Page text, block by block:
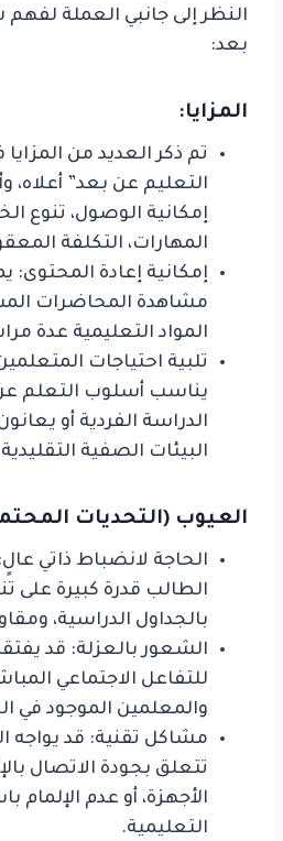
النظر إلى جانبي العملة
بعد:
المزايا:
تم ذكر العديد من
التعليم عن بعد” أعلاه،
إمكانية الوصول، تنوع
المهارات، التكلفة
إمكانية إعادة المحتوى:
مشاهدة المحاضرات
المواد التعليمية عدة
تلبية احتياجات
يناسب أسلوب التعلم
الدراسة الفردية أو
البيئات الصفية
العيوب (التحديات
الحاجة لانضباط ذاتي
الطالب قدرة كبيرة على
بالجداول الدراسية،
الشعور بالعزلة: قد
للتفاعل الاجتماعي
والمعلمين الموجود في
مشاكل تقنية: قد
تتعلق بجودة الاتصال
الأجهزة، أو عدم الإلمام
التعليمية.